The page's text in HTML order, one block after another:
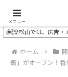
＼ 松山の
街楽松山では、広告・
ホーム
衛」がオープン！
メニュー